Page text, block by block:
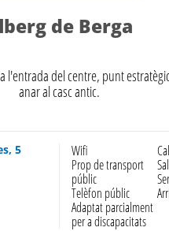
de Berga
l'entrada del centre, punt
anar al casc antic.
5
Wifi
Prop de transport
públic
Telèfon públic
Adaptat parcialment
per a discapacitats